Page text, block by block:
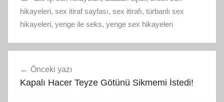
hikayeleri, sex itiraf sayfası, sex itirafı, türbanlı sex
hikayeleri, yenge ile seks, yenge sex hikayeleri
gezinmesi
Önceki yazı
Kapalı Hacer Teyze Götünü Sikmemi İstedi!